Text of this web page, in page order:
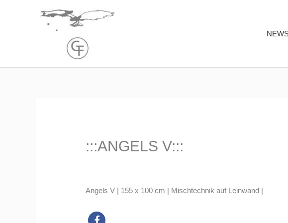
:::ANGELS V:::
Angels V | 155 x 100 cm | Mischtechnik auf Leinwand |